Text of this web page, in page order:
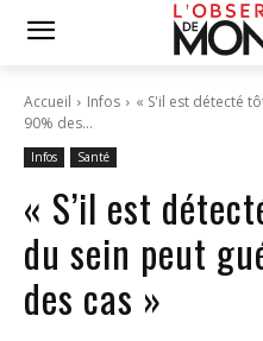
Accueil Infos
« S'il est détecté
90% des...
Infos Santé
« S’il est
du sein peut
des cas »